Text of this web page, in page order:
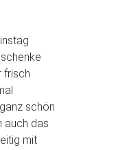
frisch
schön
auch das
mit